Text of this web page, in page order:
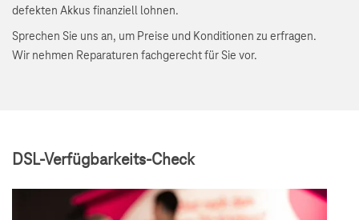
defekten Akkus finanziell lohnen.
Sprechen Sie uns an, um Preise und Konditionen zu erfragen.
Wir nehmen Reparaturen fachgerecht für Sie vor.
DSL-Verfügbarkeits-Check